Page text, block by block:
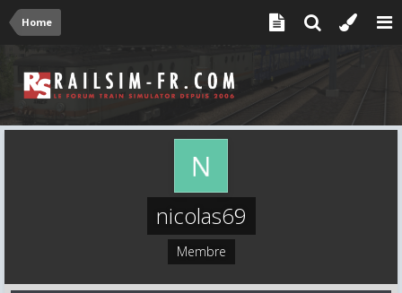
Home
nicolas69
Membre